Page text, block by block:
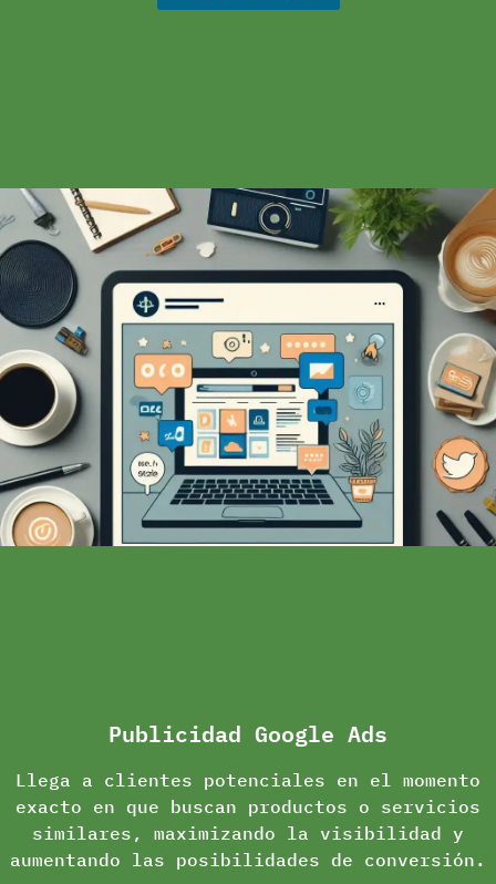
Publicidad Google Ads
Llega a clientes potenciales en el momento
exacto en que buscan productos o servicios
similares, maximizando la visibilidad y
aumentando las posibilidades de conversión.